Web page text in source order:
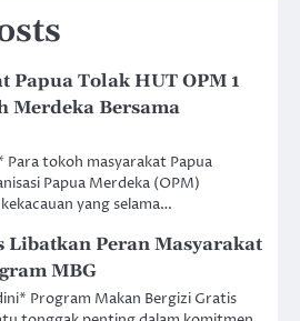
Papua Tolak HUT OPM 1
Merdeka Bersama
Para tokoh masyarakat Papua
Papua Merdeka (OPM)
yang selama…
Libatkan Peran Masyarakat
MBG
Program Makan Bergizi Gratis